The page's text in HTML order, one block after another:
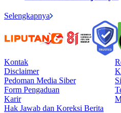
Selengkapnya
Kontak
Disclaimer
Pedoman Media Siber
Form Pengaduan
Karir
Hak Jawab dan Koreksi Berita